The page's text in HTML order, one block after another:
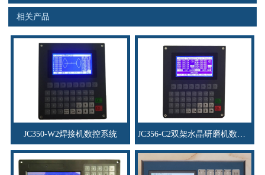
产品应用
联系电话
s
相关产品
JC350-W2焊接机数控系统 JC356-C2双架水晶研磨机数控系统